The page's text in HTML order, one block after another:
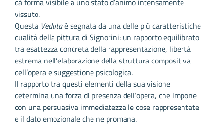
dà forma visibile a uno stato d’animo intensamente
vissuto.
Questa Vedutaè segnata da una delle più caratteristiche
qualità della pittura di Signorini: un rapporto equilibrato
tra esattezza concreta della rappresentazione, libertà
estrema nell’elaborazione della struttura compositiva
dell’opera e suggestione psicologica.
Il rapporto tra questi elementi della sua visione
determina una forza di presenza dell’opera, che impone
con una persuasiva immediatezza le cose rappresentate
e il dato emozionale che ne promana.